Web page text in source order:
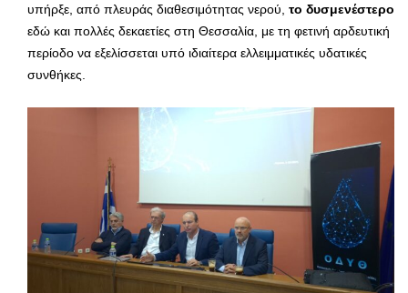
υπήρξε, από πλευράς διαθεσιμότητας νερού, το δυσμενέστερο
εδώ και πολλές δεκαετίες στη Θεσσαλία, με τη φετινή αρδευτική
περίοδο να εξελίσσεται υπό ιδιαίτερα ελλειμματικές υδατικές
συνθήκες.